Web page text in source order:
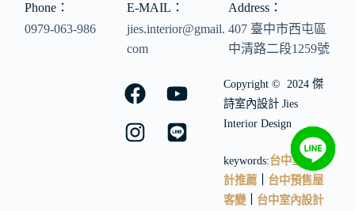
Phone：
0979-063-986
E-MAIL：
jies.interior@gmail.
com
Address：
407 臺中市西屯區
中清路二段1259號
Copyright © 2024 傑
詩室內設計 Jies
Interior Design
keywords:台中室內設
計推薦｜ 台中預售屋
客變｜ 台中室內設計